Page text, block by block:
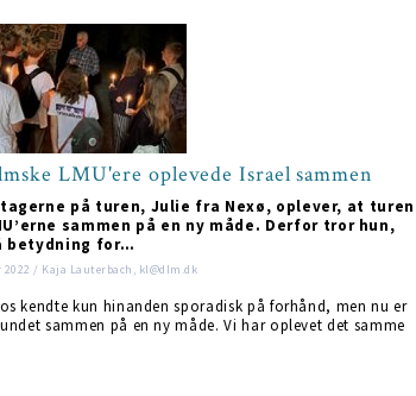
LMU'ere oplevede Israel sammen
på turen, Julie fra Nexø, oplever, at turen
sammen på en ny måde. Derfor tror hun,
betydning for…
2022 / Kaja Lauterbach, kl@dlm.dk
kendte kun hinanden sporadisk på forhånd, men nu er
sammen på en ny måde. Vi har oplevet det samme